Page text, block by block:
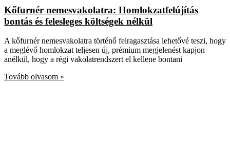
Kőfurnér nemesvakolatra: Homlokzatfelújítás
bontás és felesleges költségek nélkül
A kőfurnér nemesvakolatra történő felragasztása lehetővé teszi, hogy
a meglévő homlokzat teljesen új, prémium megjelenést kapjon
anélkül, hogy a régi vakolatrendszert el kellene bontani
Tovább olvasom »